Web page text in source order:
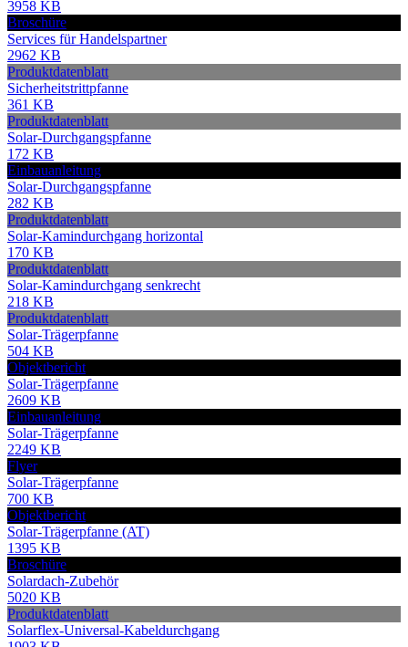
3958 KB
Broschüre
Services für Handelspartner
2962 KB
Produktdatenblatt
Sicherheitstrittpfanne
361 KB
Produktdatenblatt
Solar-Durchgangspfanne
172 KB
Einbauanleitung
Solar-Durchgangspfanne
282 KB
Produktdatenblatt
Solar-Kamindurchgang horizontal
170 KB
Produktdatenblatt
Solar-Kamindurchgang senkrecht
218 KB
Produktdatenblatt
Solar-Trägerpfanne
504 KB
Objektbericht
Solar-Trägerpfanne
2609 KB
Einbauanleitung
Solar-Trägerpfanne
2249 KB
Flyer
Solar-Trägerpfanne
700 KB
Objektbericht
Solar-Trägerpfanne (AT)
1395 KB
Broschüre
Solardach-Zubehör
5020 KB
Produktdatenblatt
Solarflex-Universal-Kabeldurchgang